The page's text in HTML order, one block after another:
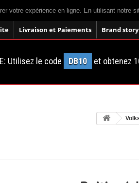
votre expérience en ligne. En utilisant notre
Livraison et Paiements Brand story
Utilisez le code DB10 et obtenez